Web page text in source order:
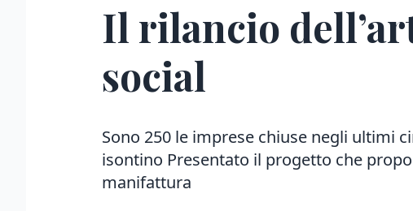
Il rilancio
social
Sono 250 le imprese chiuse negli ultimi
isontino Presentato il progetto che
manifattura